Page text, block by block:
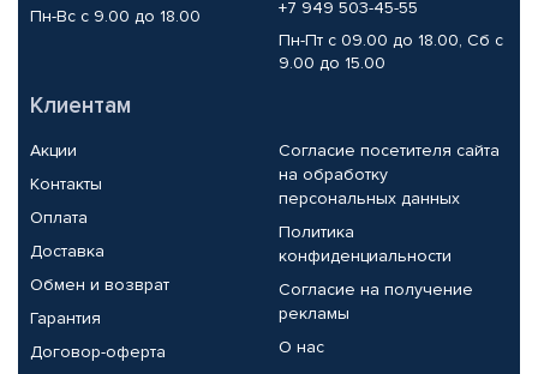
Пн-Вс с 9.00 до 18.00
+7 949 503-45-55
Пн-Пт с 09.00 до 18.00, Сб с
9.00 до 15.00
Клиентам
Акции
Контакты
Оплата
Доставка
Обмен и возврат
Гарантия
Договор-оферта
Согласие посетителя сайта
на обработку
персональных данных
Политика
конфиденциальности
Согласие на получение
рекламы
О нас